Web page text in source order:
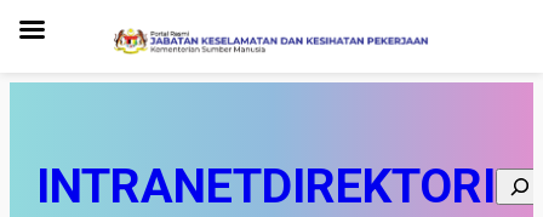
INTRANETDIREKTORI